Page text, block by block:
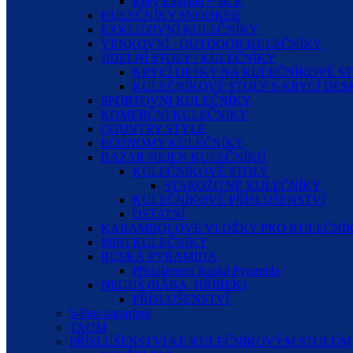
KULEČNÍKY SNOOKER
EXKLUZIVNÍ KULEČNÍKY
VENKOVNÍ - OUTDOOR KULEČNÍKY
JÍDELNÍ STOLY / KULEČNÍKY
KRYCÍ DESKY NA KULEČNÍKOVÉ
KULEČNÍKOVÉ STOLY S KRYCÍ
SPORTOVNÍ KULEČNÍKY
KOMERČNÍ KULEČNÍKY
COUNTRY STYLE
ECONOMY KULEČNÍKY
BAZAR NEJEN KULEČNÍKŮ
KULEČNÍKOVÉ STOLY
STAROŽITNÉ KULEČNÍKY
KULEČNÍKOVÉ PŘÍSLUŠENSTVÍ
OSTATNÍ
KARAMBOLOVÉ VLOŽKY PRO
MINI KULEČNÍKY
RUSKÁ PYRAMIDA
Příslušenství Ruská Pyramida
NEGUŠ (BÁBA, HŘÍBEK)
PŘÍSLUŠENSTVÍ
5-Pins karambol
TAOM
PŘÍSLUŠENSTVÍ KE KULEČNÍKOVÝM STOLŮM